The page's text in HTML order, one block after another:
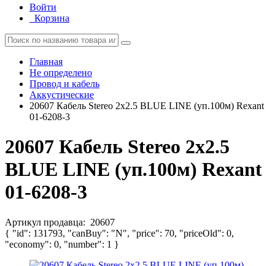
Войти
Корзина
Главная
Не определено
Провод и кабель
Аккустические
20607 Кабель Stereo 2х2.5 BLUE LINE (уп.100м) Rexant
01-6208-3
20607 Кабель Stereo 2х2.5
BLUE LINE (уп.100м) Rexant
01-6208-3
Артикул продавца: 20607
{ "id": 131793, "canBuy": "N", "price": 70, "priceOld": 0,
"economy": 0, "number": 1 }